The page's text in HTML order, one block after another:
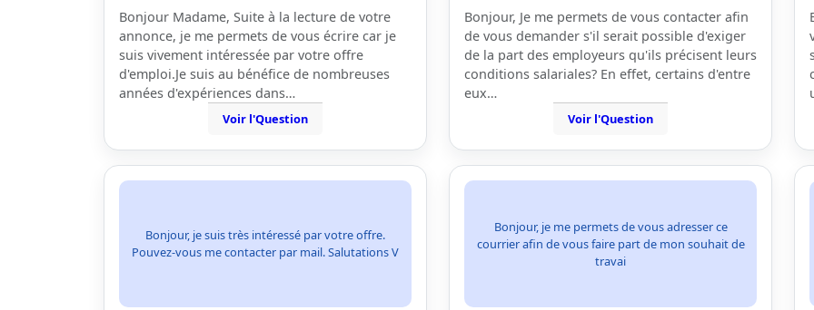
Bonjour Madame, Suite à la lecture de votre
annonce, je me permets de vous écrire car je
suis vivement intéressée par votre offre
d'emploi.Je suis au bénéfice de nombreuses
années d'expériences dans…
Voir l'Question
Bonjour, Je me permets de vous contacter afin
de vous demander s'il serait possible d'exiger
de la part des employeurs qu'ils précisent leurs
conditions salariales? En effet, certains d'entre
eux…
Voir l'Question
Bonjour, je suis très intéressé par votre offre.
Pouvez-vous me contacter par mail. Salutations V
Bonjour, je me permets de vous adresser ce
courrier afin de vous faire part de mon souhait de
travai